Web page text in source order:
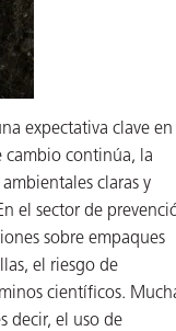
expectativa clave en
cambio continúa, la
claras y
el sector de
sobre empaques
el riesgo de
científicos.
decir, el uso de